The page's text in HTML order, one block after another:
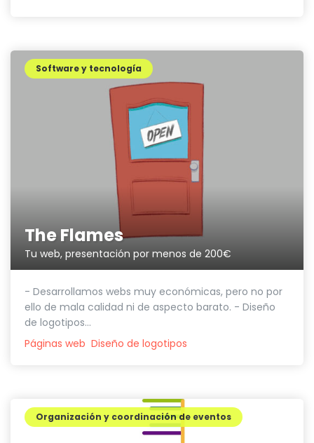
The Flames
Tu web, presentación por menos de 200€
Software y tecnología
- Desarrollamos webs muy económicas, pero no por
ello de mala calidad ni de aspecto barato. - Diseño
de logotipos...
Páginas web Diseño de logotipos
Organización y coordinación de eventos